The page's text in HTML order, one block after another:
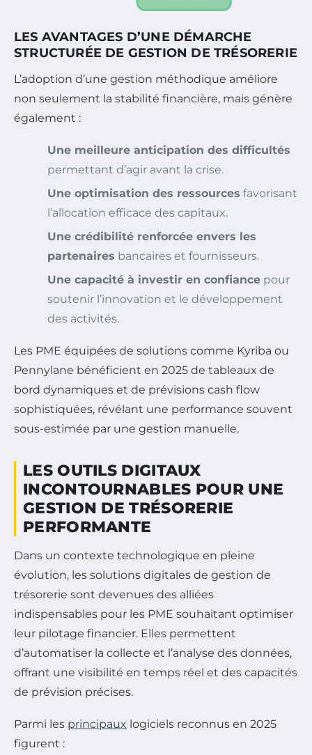
LES AVANTAGES D’UNE DÉMARCHE
STRUCTURÉE DE GESTION DE TRÉSORERIE
L’adoption d’une gestion méthodique améliore
non seulement la stabilité financière, mais génère
également :
Une meilleure anticipation des difficultés
permettant d’agir avant la crise.
Une optimisation des ressources favorisant
l’allocation efficace des capitaux.
Une crédibilité renforcée envers les
partenaires bancaires et fournisseurs.
Une capacité à investir en confiance pour
soutenir l’innovation et le développement
des activités.
Les PME équipées de solutions comme Kyriba ou
Pennylane bénéficient en 2025 de tableaux de
bord dynamiques et de prévisions cash flow
sophistiquées, révélant une performance souvent
sous-estimée par une gestion manuelle.
LES OUTILS DIGITAUX
INCONTOURNABLES POUR UNE
GESTION DE TRÉSORERIE
PERFORMANTE
Dans un contexte technologique en pleine
évolution, les solutions digitales de gestion de
trésorerie sont devenues des alliées
indispensables pour les PME souhaitant optimiser
leur pilotage financier. Elles permettent
d’automatiser la collecte et l’analyse des données,
offrant une visibilité en temps réel et des capacités
de prévision précises.
Parmi les principaux logiciels reconnus en 2025
figurent :